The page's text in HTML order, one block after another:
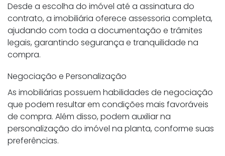
Desde a escolha do imóvel até a assinatura do
contrato, a imobiliária oferece assessoria completa,
ajudando com toda a documentação e trâmites
legais, garantindo segurança e tranquilidade na
compra.
Negociação e Personalização
As imobiliárias possuem habilidades de negociação
que podem resultar em condições mais favoráveis
de compra. Além disso, podem auxiliar na
personalização do imóvel na planta, conforme suas
preferências.